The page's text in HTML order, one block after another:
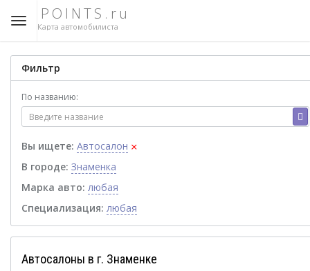
POINTS.ru
Карта автомобилиста
Фильтр
По названию:
Вы ищете: Автосалон ×
В городе: Знаменка
Марка авто: любая
Специализация: любая
Автосалоны в г. Знаменке